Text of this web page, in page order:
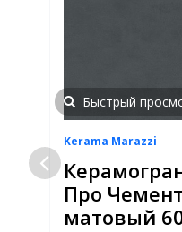
Быстрый
Kerama Marazzi
Про
матовый